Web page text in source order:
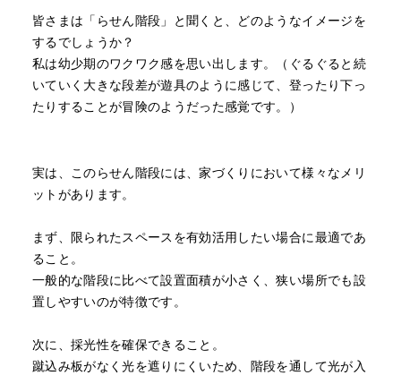
皆さまは「らせん階段」と聞くと、どのようなイメージを
するでしょうか？
私は幼少期のワクワク感を思い出します。（ぐるぐると続
いていく大きな段差が遊具のように感じて、登ったり下っ
たりすることが冒険のようだった感覚です。）
実は、このらせん階段には、家づくりにおいて様々なメリ
ットがあります。
まず、限られたスペースを有効活用したい場合に最適であ
ること。
一般的な階段に比べて設置面積が小さく、狭い場所でも設
置しやすいのが特徴です。
次に、 採光性を確保できること。
蹴込み板がなく光を遮りにくいため、階段を通して光が入